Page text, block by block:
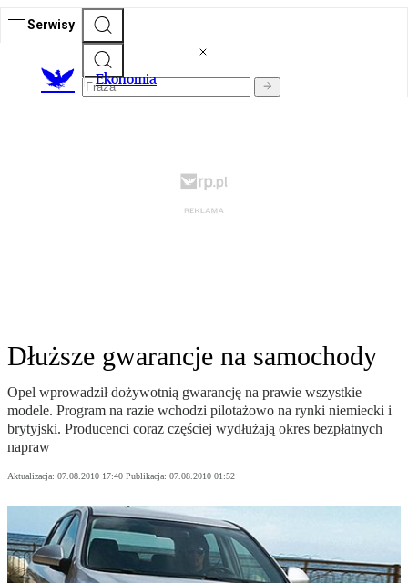
Serwisy
Ekonomia
Dłuższe gwarancje na samochody
Opel wprowadził dożywotnią gwarancję na prawie wszystkie
modele. Program na razie wchodzi pilotażowo na rynki niemiecki i
brytyjski. Producenci coraz częściej wydłużają okres bezpłatnych
napraw
Aktualizacja: 07.08.2010 17:40 Publikacja: 07.08.2010 01:52